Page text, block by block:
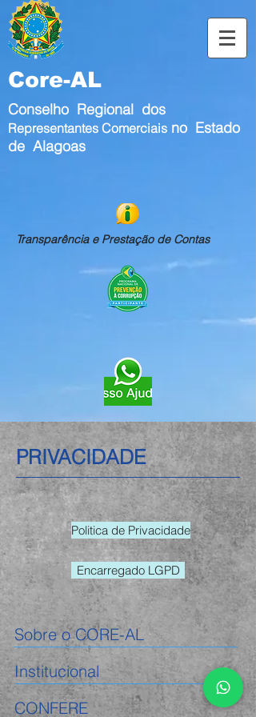
Core-AL
Conselho Regional dos
Representantes Comerciais no Estado
de Alagoas
Transparência e Prestação de Contas
PRIVACIDADE
Politica de Privacidade
Encarregado LGPD
Sobre o CORE-AL
Institucional
CONFERE